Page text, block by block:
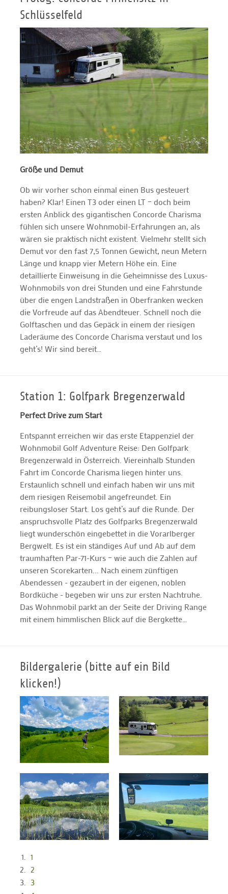
Schlüsselfeld
Größe und Demut
Ob wir vorher schon einmal einen Bus gesteuert
haben? Klar! Einen T3 oder einen LT – doch beim
ersten Anblick des gigantischen Concorde Charisma
fühlen sich unsere Wohnmobil-Erfahrungen an, als
wären sie praktisch nicht existent. Vielmehr stellt sich
Demut vor den fast 7,5 Tonnen Gewicht, neun Metern
Länge und knapp vier Metern Höhe ein. Eine
detaillierte Einweisung in die Geheimnisse des Luxus-
Wohnmobils von drei Stunden und eine Fahrstunde
über die engen Landstraßen in Oberfranken wecken
die Vorfreude auf das Abendteuer. Schnell noch die
Golftaschen und das Gepäck in einem der riesigen
Laderäume des Concorde Charisma verstaut und los
geht’s! Wir sind bereit…
Station 1: Golfpark Bregenzerwald
Perfect Drive zum Start
Entspannt erreichen wir das erste Etappenziel der
Wohnmobil Golf Adventure Reise: Den Golfpark
Bregenzerwald in Österreich. Viereinhalb Stunden
Fahrt im Concorde Charisma liegen hinter uns.
Erstaunlich schnell und einfach haben wir uns mit
dem riesigen Reisemobil angefreundet. Ein
reibungsloser Start. Los geht’s auf die Runde. Der
anspruchsvolle Platz des Golfparks Bregenzerwald
liegt wunderschön eingebettet in die Vorarlberger
Bergwelt. Es ist ein ständiges Auf und Ab auf dem
traumhaften Par-71-Kurs – wie auch die Zahlen auf
unseren Scorekarten... Nach einem zünftigen
Abendessen - gezaubert in der eigenen, noblen
Bordküche - begeben wir uns zur ersten Nachtruhe.
Das Wohnmobil parkt an der Seite der Driving Range
mit einem himmlischen Blick auf die Bergkette…
Bildergalerie (bitte auf ein Bild
klicken!)
1
2
3